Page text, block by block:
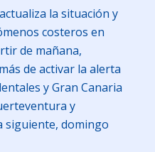
la situación y
costeros en
de mañana,
de activar la alerta
y Gran Canaria
y
siguiente, domingo